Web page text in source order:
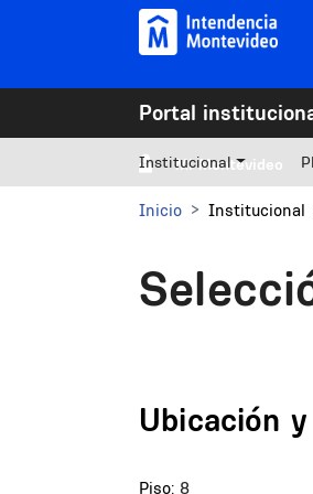
Pasar al contenido principal
Portal
Mi Montevideo
Institucional
Inicio Institucional
Ubicación
Piso: 8